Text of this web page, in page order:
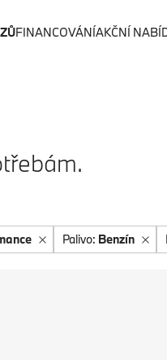
FINANCOVÁNÍAKČNÍ
Palivo: Benzín